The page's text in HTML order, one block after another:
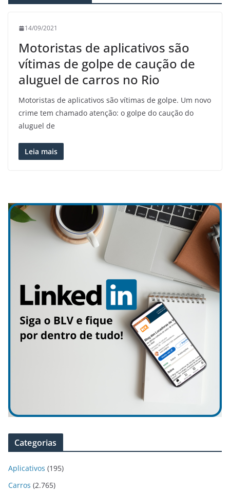
14/09/2021
Motoristas de aplicativos são
vítimas de golpe de caução de
aluguel de carros no Rio
Motoristas de aplicativos são vítimas de golpe. Um novo
crime tem chamado atenção: o golpe do caução do
aluguel de
Leia mais
Categorias
Aplicativos (195)
Carros (2.765)